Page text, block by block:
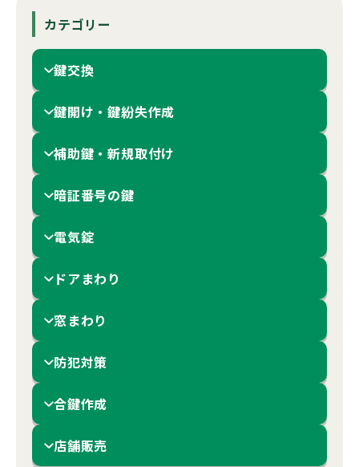
カテゴリー
鍵交換
鍵開け・鍵紛失作成
補助鍵・新規取付け
暗証番号の鍵
電気錠
ドアまわり
窓まわり
防犯対策
合鍵作成
店舗販売